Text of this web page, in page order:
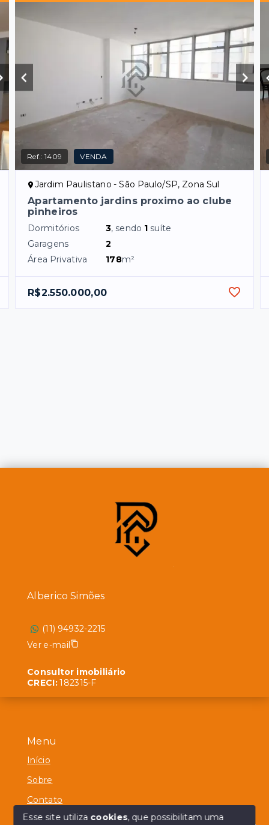
Ref.:1409 VENDA
Jardim Paulistano - São Paulo/SP, Zona Sul
Apartamento jardins proximo ao clube
pinheiros
Dormitórios 3, sendo 1 suíte
Garagens
2
Área Privativa
178m²
R$2.550.000,00
Menu
Início
Sobre
Contato
Alberico Simões
(11) 94932-2215
Ver e-mail
Consultor imobiliário
CRECI:182315-F
Esse site utiliza cookies, que possibilitam uma